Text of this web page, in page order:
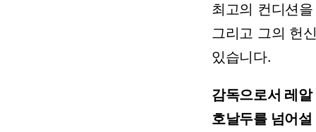
최고의 컨디션을
그리고 그의 헌
있습니다.
감독으로서 레알
호날두를 넘어설